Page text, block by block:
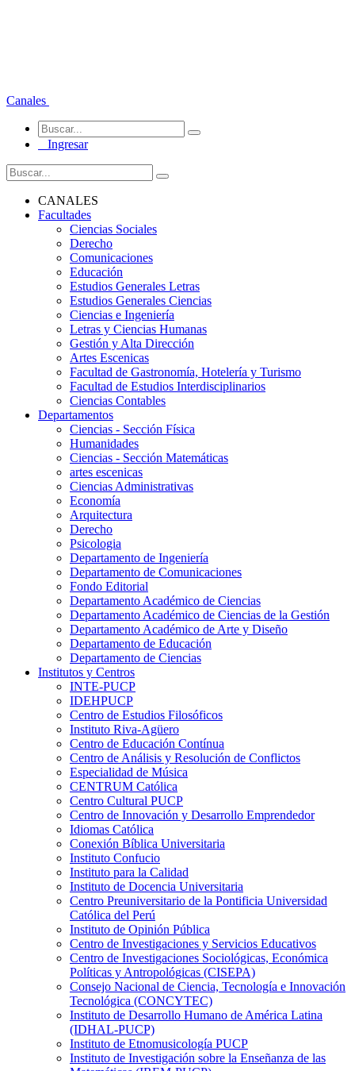
Canales
Ingresar
CANALES
Facultades
Ciencias Sociales
Derecho
Comunicaciones
Educación
Estudios Generales Letras
Estudios Generales Ciencias
Ciencias e Ingeniería
Letras y Ciencias Humanas
Gestión y Alta Dirección
Artes Escenicas
Facultad de Gastronomía, Hotelería y Turismo
Facultad de Estudios Interdisciplinarios
Ciencias Contables
Departamentos
Ciencias - Sección Física
Humanidades
Ciencias - Sección Matemáticas
artes escenicas
Ciencias Administrativas
Economía
Arquitectura
Derecho
Psicologia
Departamento de Ingeniería
Departamento de Comunicaciones
Fondo Editorial
Departamento Académico de Ciencias
Departamento Académico de Ciencias de la Gestión
Departamento Académico de Arte y Diseño
Departamento de Educación
Departamento de Ciencias
Institutos y Centros
INTE-PUCP
IDEHPUCP
Centro de Estudios Filosóficos
Instituto Riva-Agüero
Centro de Educación Contínua
Centro de Análisis y Resolución de Conflictos
Especialidad de Música
CENTRUM Católica
Centro Cultural PUCP
Centro de Innovación y Desarrollo Emprendedor
Idiomas Católica
Conexión Bíblica Universitaria
Instituto Confucio
Instituto para la Calidad
Instituto de Docencia Universitaria
Centro Preuniversitario de la Pontificia Universidad
Católica del Perú
Instituto de Opinión Pública
Centro de Investigaciones y Servicios Educativos
Centro de Investigaciones Sociológicas, Económica
Políticas y Antropológicas (CISEPA)
Consejo Nacional de Ciencia, Tecnología e Innovación
Tecnológica (CONCYTEC)
Instituto de Desarrollo Humano de América Latina
(IDHAL-PUCP)
Instituto de Etnomusicología PUCP
Instituto de Investigación sobre la Enseñanza de las